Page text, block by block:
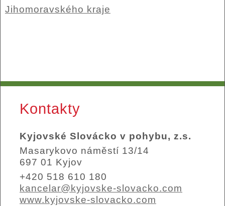
Jihomoravského kraje
Kontakty
Kyjovské Slovácko v pohybu, z.s.
Masarykovo náměstí 13/14
697 01 Kyjov
+420 518 610 180
kancelar@kyjovske-slovacko.com
www.kyjovske-slovacko.com